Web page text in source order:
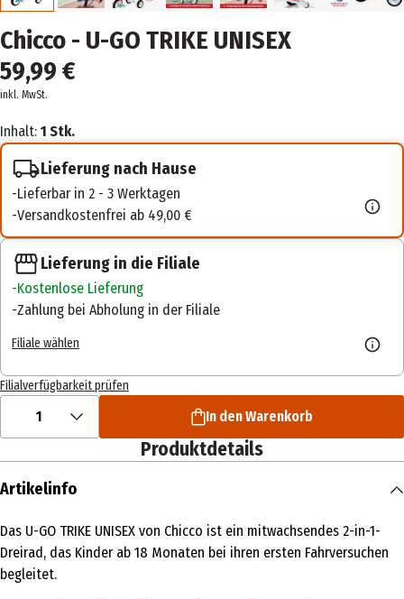
Chicco - U-GO TRIKE UNISEX
59,99 €
inkl. MwSt.
Inhalt: 1 Stk.
Lieferung nach Hause
Lieferbar in 2 - 3 Werktagen
Versandkostenfrei ab 49,00 €
Lieferung in die Filiale
Kostenlose Lieferung
Zahlung bei Abholung in der Filiale
Filiale wählen
Filialverfügbarkeit prüfen
1 In den Warenkorb
Produktdetails
Artikelinfo
Das U-GO TRIKE UNISEX von Chicco ist ein mitwachsendes 2-in-1-
Dreirad, das Kinder ab 18 Monaten bei ihren ersten Fahrversuchen
begleitet.